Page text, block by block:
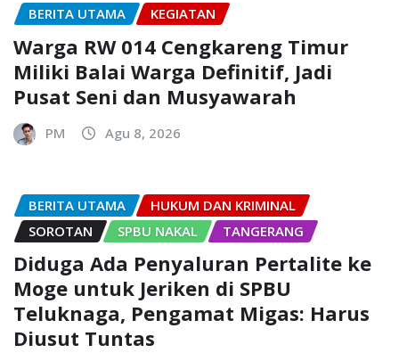
BERITA UTAMA KEGIATAN
Warga RW 014 Cengkareng Timur
Miliki Balai Warga Definitif, Jadi
Pusat Seni dan Musyawarah
PM Agu 8, 2026
BERITA UTAMA
HUKUM DAN KRIMINAL
SOROTAN
SPBU NAKAL TANGERANG
Diduga Ada Penyaluran Pertalite ke
Moge untuk Jeriken di SPBU
Teluknaga, Pengamat Migas: Harus
Diusut Tuntas